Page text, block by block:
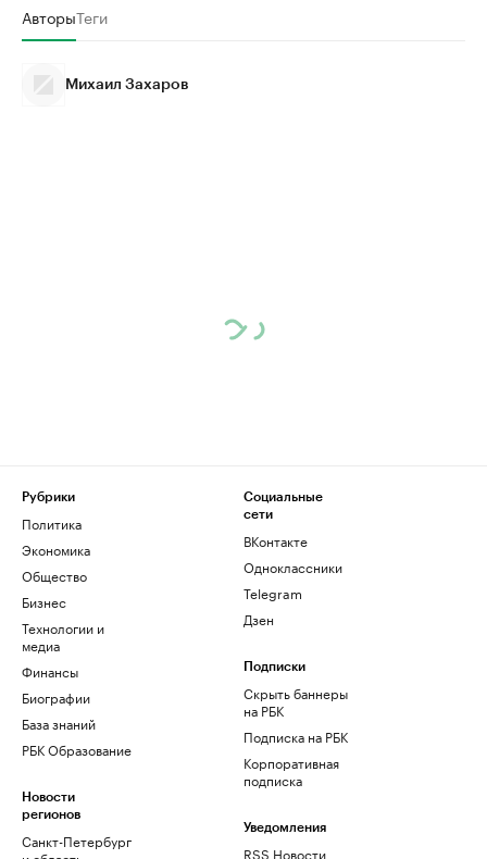
АвторыТеги
Михаил Захаров
Рубрики
Политика
Экономика
Общество
Бизнес
Технологии и
медиа
Финансы
Биографии
База знаний
РБК Образование
Новости
регионов
Санкт-Петербург
Социальные
сети
ВКонтакте
Одноклассники
Telegram
Дзен
Подписки
Скрыть баннеры
на РБК
Подписка на РБК
Корпоративная
подписка
Уведомления
RSS Новости